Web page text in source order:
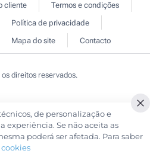
cliente
Termos e condições
Política de privacidade
Mapa do site Contacto
direitos reservados.
de personalização e
experiência. Se não aceita as
poderá ser afetada. Para saber